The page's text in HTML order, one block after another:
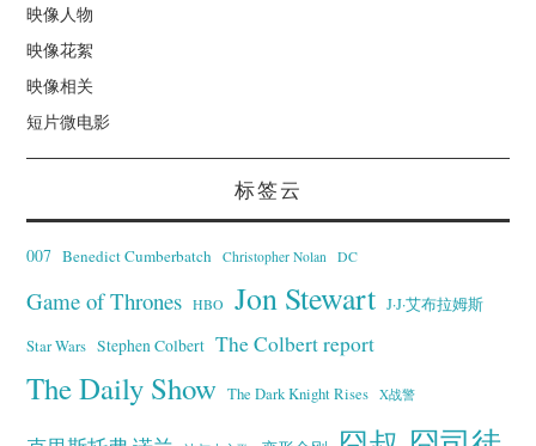
映像人物
映像花絮
映像相关
短片微电影
标签云
007 Benedict Cumberbatch Christopher Nolan DC
Game of Thrones HBO Jon Stewart J·J·艾布拉姆斯
Star Wars Stephen Colbert The Colbert report
The Daily Show The Dark Knight Rises X战警